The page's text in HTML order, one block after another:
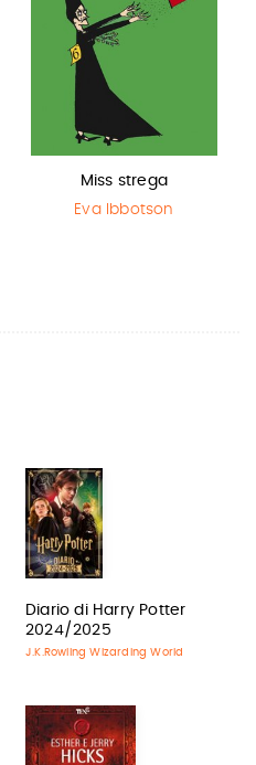
Miss strega
Eva Ibbotson
Diario di Harry Potter
2024/2025
J.K.Rowling Wizarding World